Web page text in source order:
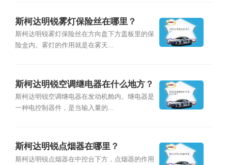
斯柯达明锐雾灯保险丝在哪里？
斯柯达明锐雾灯保险丝在方向盘下方盖板里的保
险盒内。雾灯的作用就是在雾天...
斯柯达明锐空调继电器在什么地方？
斯柯达明锐空调继电器在发动机舱内。继电器是
一种电控制器件，是当输入量的...
斯柯达明锐点烟器在哪里？
斯柯达明锐点烟器在中控台下方，点烟器的作用